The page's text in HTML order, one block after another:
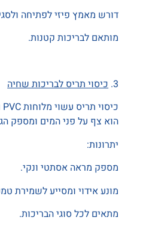
דורש מאמץ פיזי לפתיחה
מותאם לבריכות קטנות.
3. כיסוי תריס לבריכות שחיה
כיסוי תריס עשוי מלוחותPVC
הוא צף על פני המים ומספק
יתרונות:
מספק מראה אסתטי ונקי.
מונע אידוי ומסייע לשמירת
מתאים לכל סוגי הבריכות.